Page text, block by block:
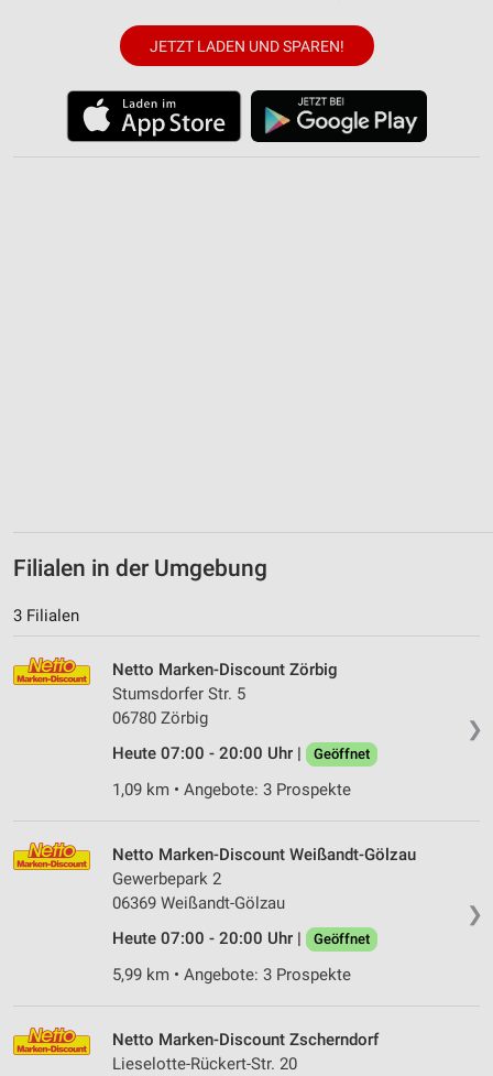
JETZT LADEN UND SPAREN!
Filialen in der Umgebung
3 Filialen
❯
Netto Marken-Discount Zörbig
Stumsdorfer Str. 5
06780 Zörbig
Heute 07:00 - 20:00 Uhr |
Geöffnet
1,09 km • Angebote: 3 Prospekte
❯
Netto Marken-Discount Weißandt-Gölzau
Gewerbepark 2
06369 Weißandt-Gölzau
Heute 07:00 - 20:00 Uhr |
Geöffnet
5,99 km • Angebote: 3 Prospekte
Netto Marken-Discount Zscherndorf
Lieselotte-Rückert-Str. 20